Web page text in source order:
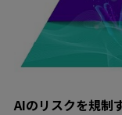
AIのリスクを規制